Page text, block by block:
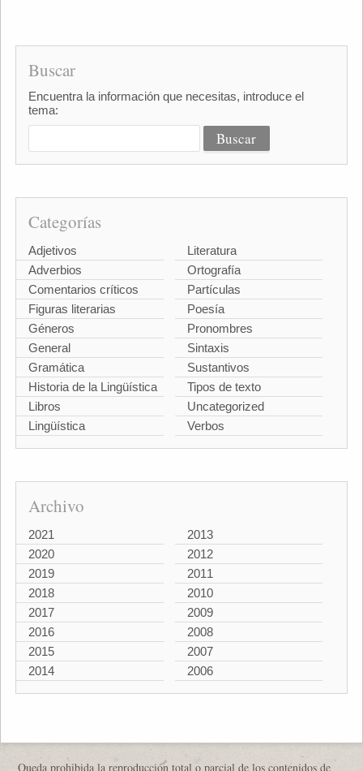
Buscar
Encuentra la información que necesitas, introduce el
tema:
Categorías
Adjetivos
Adverbios
Comentarios críticos
Figuras literarias
Géneros
General
Gramática
Historia de la Lingüística
Libros
Lingüística
Literatura
Ortografía
Partículas
Poesía
Pronombres
Sintaxis
Sustantivos
Tipos de texto
Uncategorized
Verbos
Archivo
2021
2020
2019
2018
2017
2016
2015
2014
2013
2012
2011
2010
2009
2008
2007
2006
Queda prohibida la reproducción total o parcial de los contenidos de